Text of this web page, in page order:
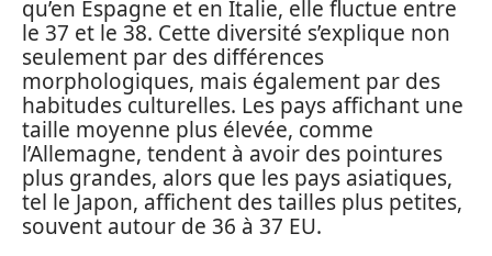
qu’en Espagne et en Italie, elle fluctue entre
le 37 et le 38. Cette diversité s’explique non
seulement par des différences
morphologiques, mais également par des
habitudes culturelles. Les pays affichant une
taille moyenne plus élevée, comme
l’Allemagne, tendent à avoir des pointures
plus grandes, alors que les pays asiatiques,
tel le Japon, affichent des tailles plus petites,
souvent autour de 36 à 37 EU.